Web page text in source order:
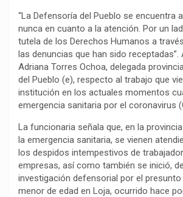
o
o
k
A
p
p
a
m
n
k
i
r
“La Defensoría del Pueblo se encuentra
nunca en cuanto a la atención. Por un
tutela de los Derechos Humanos a
las denuncias que han sido
Adriana Torres Ochoa, delegada
del Pueblo (e), respecto al trabajo que
institución en los actuales momentos
emergencia sanitaria por el coronavirus
La funcionaria señala que, en la
la emergencia sanitaria, se vienen
los despidos intempestivos de
empresas, así como también se inició,
investigación defensorial por el
menor de edad en Loja, ocurrido hace